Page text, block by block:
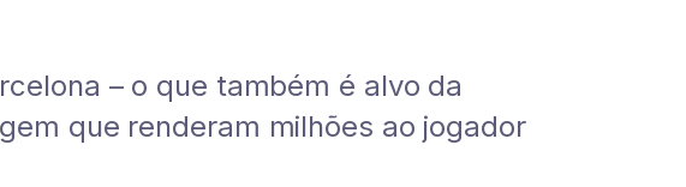
– o que também é alvo da
que renderam milhões ao jogador